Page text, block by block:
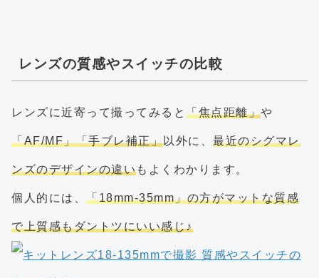
レンズの質感やスイッチの比較
レンズに近寄って撮ってみると 「焦点距離」や
「AF/MF」「手ブレ補正」以外に、 最近のシグマレ
ンズのデザインの違いもよくわかります。
個人的には、 「18mm-35mm」の方がマットな質感
で上質感もダントツにいい感じ♪